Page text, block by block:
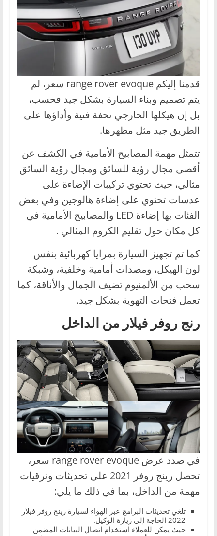
قدمنا إليكم range rover evoque سعر، لم
يتم تصميم وبناء السيارة بشكل جيد فحسب،
بل إن هيكلها الخارجي تحفة فنية وأداؤها على
الطريق جيد مثل مظهرها.
تتمثل مهمة المصابيح الأمامية في الكشف عن
أقصى مجال رؤية للسائق ومجال رؤية السائق
مثالي، حيث تحتوي تركيبات الإضاءة على
عدسات تحتوي على إضاءة هالوجين وفي بعض
الفئات بها إضاءة LED والمصابيح الأمامية في
كل مكان حول تقليم الكروم المثالي .
كما تم تجهيز السيارة بمرايا كهربائية بنفس
لون الهيكل، ومصدات أمامية وخلفية، وشبكة
سحب من الألمنيوم تضيف الجمال والأناقة، كما
تعمل فتحات التهوية بشكل جيد.
رنج روفر فيلار من الداخل
في صدد عرض range rover evoque سعر،
تحصل رينج روفر 2021 على تحديثات وترقيات
مهمة من الداخل، بما في ذلك ما يلي:
تلغي تحديثات البرامج عبر الهواء لسيارة رينج روفر فيلار
2022 الحاجة إلى زيارة الوكيل.
حيث يمكن للعملاء استخدام اتصال البيانات المضمن